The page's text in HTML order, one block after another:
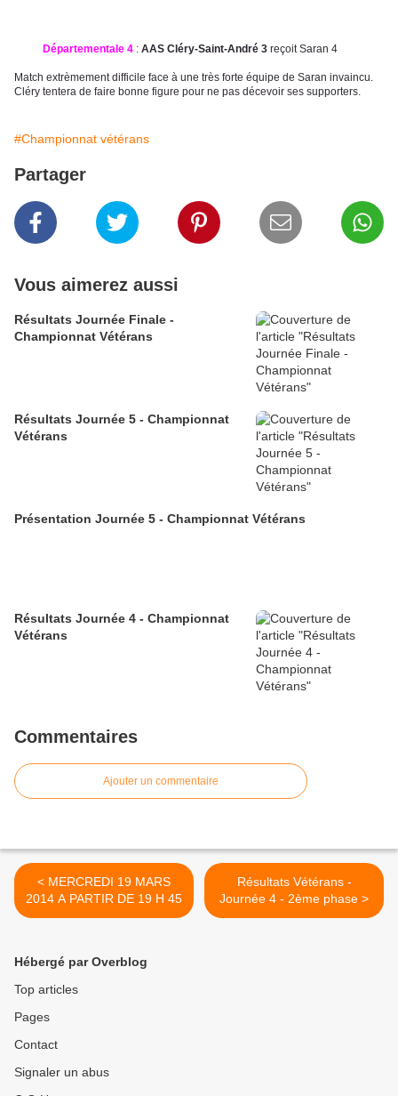
Départementale 4: AAS Cléry-Saint-André 3reçoit Saran 4
Match extrèmement difficile face à une très forte équipe de Saran invaincu.
Cléry tentera de faire bonne figure pour ne pas décevoir ses supporters.
#Championnat vétérans
Partager
Vous aimerez aussi
Résultats Journée Finale -
Championnat Vétérans
Résultats Journée 5 - Championnat
Vétérans
Présentation Journée 5 - Championnat Vétérans
Résultats Journée 4 - Championnat
Vétérans
Commentaires
Ajouter un commentaire
< MERCREDI 19 MARS
2014 A PARTIR DE 19 H 45
Résultats Vétérans -
Journée 4 - 2ème phase >
Hébergé par Overblog
Top articles
Pages
Contact
Signaler un abus